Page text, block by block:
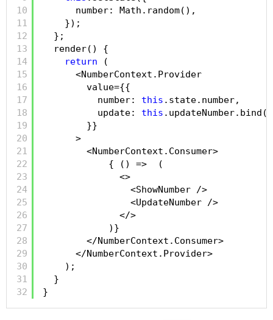
10
11
12
13
14
15
16
17
18
19
20
21
22
23
24
25
26
27
28
29
30
31
32
number: Math.random(),
});
};
render() {
return
(
<NumberContext.Provider
value={{
number: this .state.number,
update: this .updateNumber.bind(
}}
>
<NumberContext.Consumer>
{ () =>  (
<>
<ShowNumber />
<UpdateNumber />
</>
)}
</NumberContext.Consumer>
</NumberContext.Provider>
);
}
}